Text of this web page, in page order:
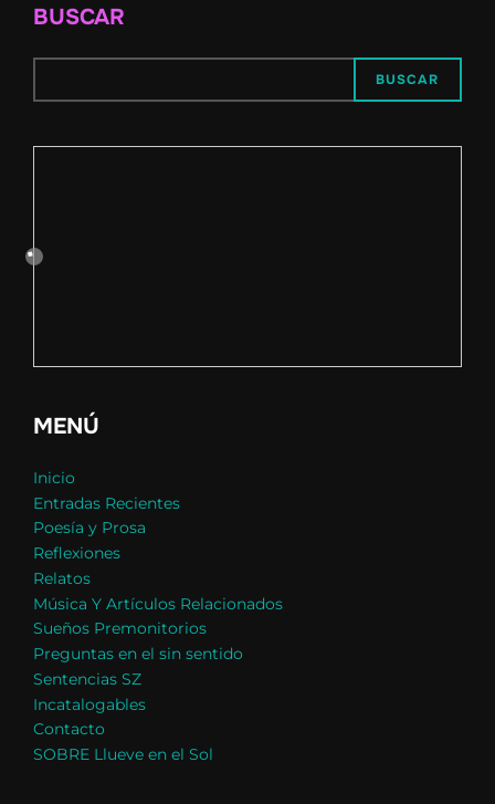
BUSCAR
BUSCAR
MENÚ
Inicio
Entradas Recientes
Poesía y Prosa
Reflexiones
Relatos
Música Y Artículos Relacionados
Sueños Premonitorios
Preguntas en el sin sentido
Sentencias SZ
Incatalogables
Contacto
SOBRE Llueve en el Sol